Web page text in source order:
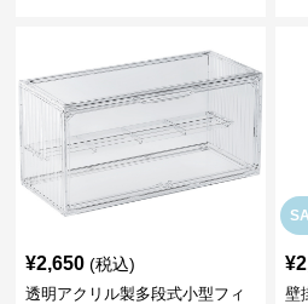
¥2,650 (税込)
透明アクリル製多段式小型フィ
¥
壁